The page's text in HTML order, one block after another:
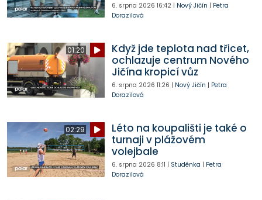
6. srpna 2026 16:42| Nový Jičín | Petra
Dorazilová
01:20
Když jde teplota nad třicet,
ochlazuje centrum Nového
Jičína kropicí vůz
6. srpna 2026 11:26 | Nový Jičín | Petra
Dorazilová
02:29
Léto na koupališti je také o
turnaji v plážovém
volejbale
6. srpna 2026 8:11 | Studénka | Petra
Dorazilová